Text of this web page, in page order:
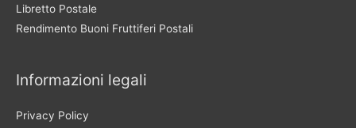
Libretto Postale
Rendimento Buoni Fruttiferi Postali
Informazioni legali
Privacy Policy